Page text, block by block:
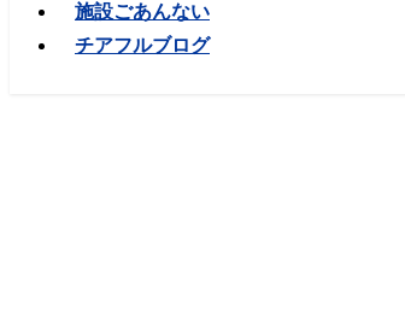
施設ごあんない
チアフルブログ